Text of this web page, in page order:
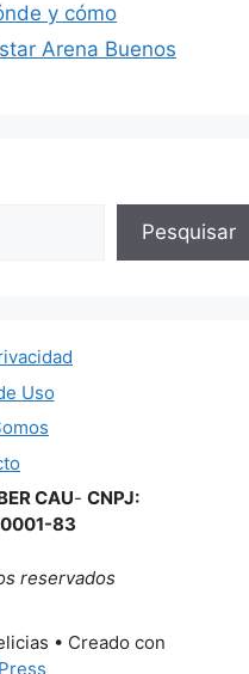
y cómo
Arena Buenos
Pesquisar
Uso
CAU- CNPJ:
83
reservados
• Creado con